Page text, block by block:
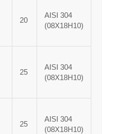
20
AISI 304
(08Х18Н10)
25
AISI 304
(08Х18Н10)
25
AISI 304
(08Х18Н10)